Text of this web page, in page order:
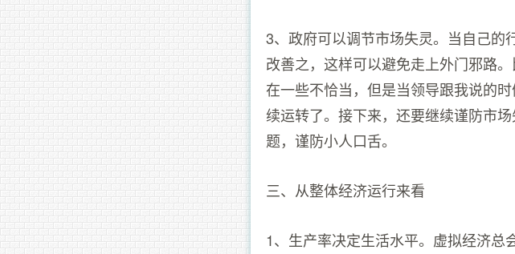
3、政府可以调节市场失灵。当自己的
改善之，这样可以避免走上外门邪路
在一些不恰当，但是当领导跟我说的
续运转了。接下来，还要继续谨防市
题，谨防小人口舌。
三、从整体经济运行来看
1、生产率决定生活水平。虚拟经济